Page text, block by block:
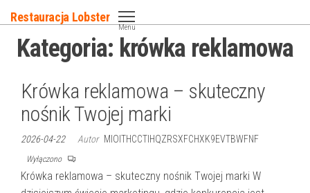
do
treści
Restauracja Lobster
Menu
Kategoria: krówka reklamowa
Krówka reklamowa – skuteczny
nośnik Twojej marki
2026-04-22 Autor MIOITHCCTIHQZRSXFCHXK9EVTBWFNF
Wyłączono
Krówka reklamowa – skuteczny nośnik Twojej marki W